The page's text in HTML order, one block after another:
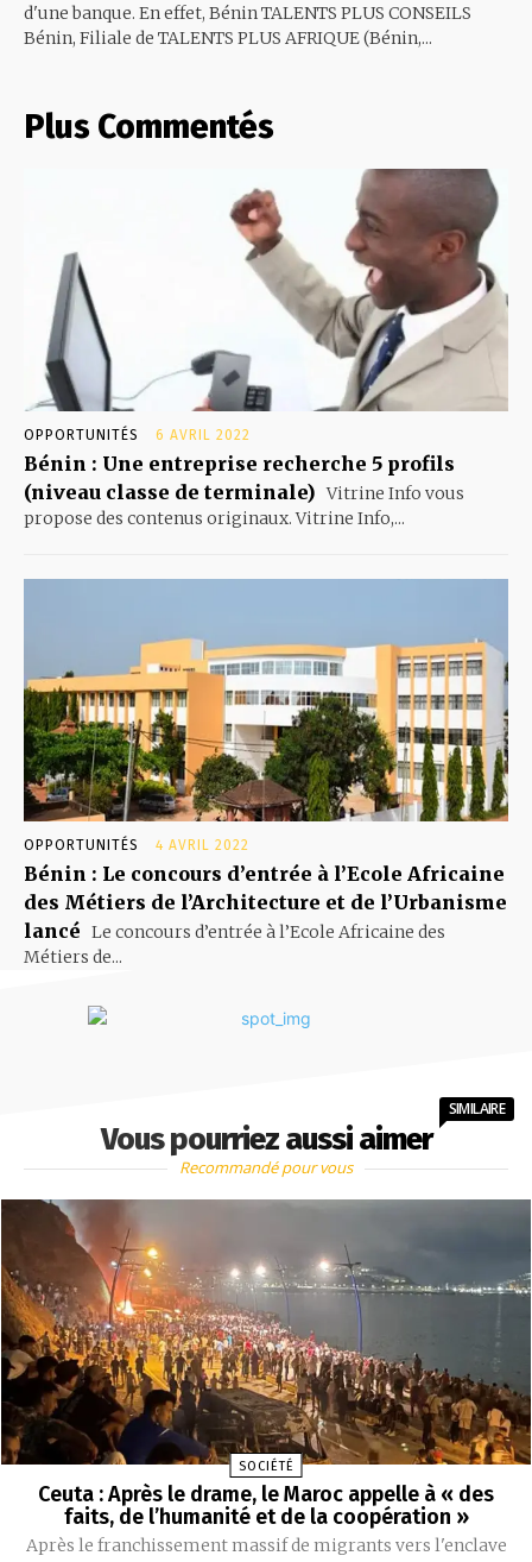
d'une banque. En effet, Bénin TALENTS PLUS CONSEILS
Bénin, Filiale de TALENTS PLUS AFRIQUE (Bénin,...
Plus Commentés
OPPORTUNITÉS 6 AVRIL 2022
Bénin : Une entreprise recherche 5 profils
(niveau classe de terminale) Vitrine Info vous
propose des contenus originaux. Vitrine Info,...
OPPORTUNITÉS 4 AVRIL 2022
Bénin : Le concours d’entrée à l’Ecole Africaine
des Métiers de l’Architecture et de l’Urbanisme
lancé Le concours d’entrée à l’Ecole Africaine des
Métiers de...
Vous pourriez aussi aimer
SIMILAIRE
Recommandé pour vous
SOCIÉTÉ
Ceuta : Après le drame, le Maroc appelle à « des
faits, de l’humanité et de la coopération »
Après le franchissement massif de migrants vers l'enclave